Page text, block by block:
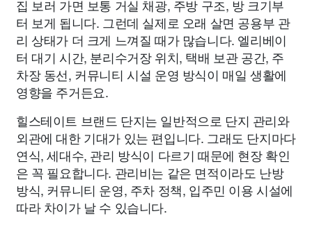
집 보러 가면 보통 거실 채광, 주방 구조, 방 크기부
터 보게 됩니다. 그런데 실제로 오래 살면 공용부 관
리 상태가 더 크게 느껴질 때가 많습니다. 엘리베이
터 대기 시간, 분리수거장 위치, 택배 보관 공간, 주
차장 동선, 커뮤니티 시설 운영 방식이 매일 생활에
영향을 주거든요.
힐스테이트 브랜드 단지는 일반적으로 단지 관리와
외관에 대한 기대가 있는 편입니다. 그래도 단지마다
연식, 세대수, 관리 방식이 다르기 때문에 현장 확인
은 꼭 필요합니다. 관리비는 같은 면적이라도 난방
방식, 커뮤니티 운영, 주차 정책, 입주민 이용 시설에
따라 차이가 날 수 있습니다.